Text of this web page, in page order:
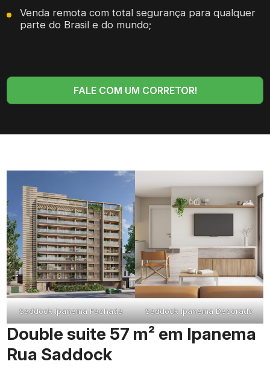
Venda remota com total segurança para qualquer
parte do Brasil e do mundo;
FALE COM UM CORRETOR!
Saddock Ipanema Fachada Saddock Ipanema Decorado
Double suite 57 m² em Ipanema
Rua Saddock